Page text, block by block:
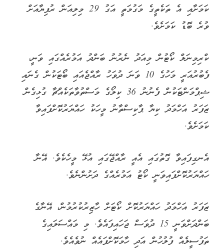
ކަމަށާއި އެ ތަކެތީގެ މަގުމަތީ އަގު 29 މިލިއަން ރުފިޔާއަށް
ވުރެ ބޮޑު ކަމަށެވެ.
ކްރިމިނަލް ކޯޓުން މިއަދު ނެރުނު ބަންދު އަމުރެއްގައި ވަނީ،
ފެބުރުއަރީ މަހުގެ 10 ވަނަ ދުވަހު ރާއްޖެއައި ބޯޓަކުން ގެނައި
ޝިޕްމަންޓަކުން ފެނުނު 36 ކިލޯގެ މަސްތުވާތަކެއްޗާ ގުޅިގެން
ޒަފަރު އަހްމަދު ކިޔާ ޕާކިސްތާނު މީހަކު ހައްޔަރުކޮށްފައިވާ
ކަމަށެވެ.
އެނގިފައިވާ ގޮތުގައި އެއީ ރާއްޖޭގައި އުޅޭ މީހެކެވެ. އޭނާ
ހައްޔަރުކޮށްފައިވަނީ ކޯޓު އަމުރެއްގެ ދަށުންނެވެ.
ޒަފަރު އަހްމަދު ހައްޔަރުކޮށް ކޯޓަށް ހާޒިރުކުރުމުން، އޭނާގެ
ބަންދަށްވަނީ 15 ދުވަސް ޖަހައިފައެވެ. މި މައްސަލައިގެ
ތަފުސީލެއް ފުލުހުން އަދި ހާމަކޮށްފައެއް ނުވެއެވެ.